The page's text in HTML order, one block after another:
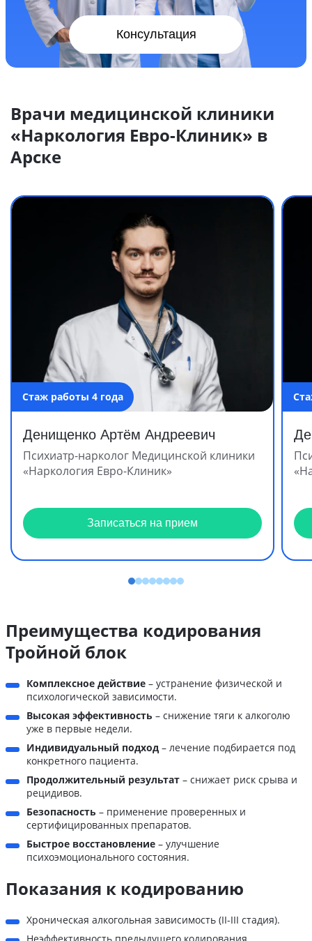
Консультация
Врачи медицинской клиники
«Наркология Евро-Клиник» в
Арске
Стаж работы 4 года
Денищенко Артём Андреевич
Психиатр-нарколог Медицинской клиники
«Наркология Евро-Клиник»
Записаться на прием
Преимущества кодирования
Тройной блок
Комплексное действие – устранение физической и
психологической зависимости.
Высокая эффективность – снижение тяги к алкоголю
уже в первые недели.
Индивидуальный подход – лечение подбирается под
конкретного пациента.
Продолжительный результат – снижает риск срыва и
рецидивов.
Безопасность – применение проверенных и
сертифицированных препаратов.
Быстрое восстановление – улучшение
психоэмоционального состояния.
Показания к кодированию
Хроническая алкогольная зависимость (II-III стадия).
Неэффективность предыдущего кодирования.